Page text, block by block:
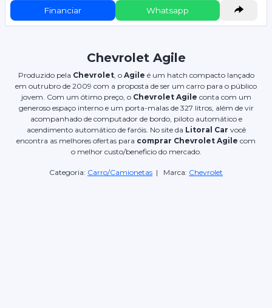
Financiar Whatsapp
Chevrolet Agile
Produzido pela Chevrolet, o Agile é um hatch compacto lançado
em outrubro de 2009 com a proposta de ser um carro para o público
jovem. Com um ótimo preço, o Chevrolet Agile conta com um
generoso espaço interno e um porta-malas de 327 litros, além de vir
acompanhado de computador de bordo, piloto automático e
acendimento automático de faróis. No site da Litoral Car você
encontra as melhores ofertas para comprar Chevrolet Agile com
o melhor custo/beneficio do mercado.
Categoria: Carro/Camionetas | Marca: Chevrolet